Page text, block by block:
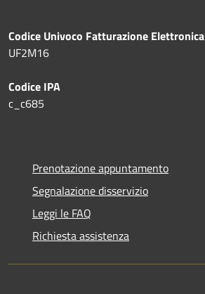
Codice Univoco Fatturazione Elettronica
UF2M16
Codice IPA
c_c685
Prenotazione appuntamento
Segnalazione disservizio
Leggi le FAQ
Richiesta assistenza